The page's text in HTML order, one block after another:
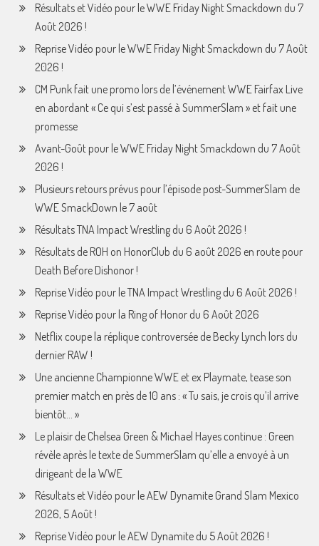
Résultats et Vidéo pour le WWE Friday Night Smackdown du 7
Août 2026 !
Reprise Vidéo pour le WWE Friday Night Smackdown du 7 Août
2026 !
CM Punk fait une promo lors de l’événement WWE Fairfax Live
en abordant « Ce qui s’est passé à SummerSlam » et fait une
promesse
Avant-Goût pour le WWE Friday Night Smackdown du 7 Août
2026 !
Plusieurs retours prévus pour l’épisode post-SummerSlam de
WWE SmackDown le 7 août
Résultats TNA Impact Wrestling du 6 Août 2026 !
Résultats de ROH on HonorClub du 6 août 2026 en route pour
Death Before Dishonor !
Reprise Vidéo pour le TNA Impact Wrestling du 6 Août 2026 !
Reprise Vidéo pour la Ring of Honor du 6 Août 2026
Netflix coupe la réplique controversée de Becky Lynch lors du
dernier RAW !
Une ancienne Championne WWE et ex Playmate, tease son
premier match en près de 10 ans : « Tu sais, je crois qu’il arrive
bientôt… »
Le plaisir de Chelsea Green & Michael Hayes continue : Green
révèle après le texte de SummerSlam qu’elle a envoyé à un
dirigeant de la WWE
Résultats et Vidéo pour le AEW Dynamite Grand Slam Mexico
2026, 5 Août !
Reprise Vidéo pour le AEW Dynamite du 5 Août 2026 !